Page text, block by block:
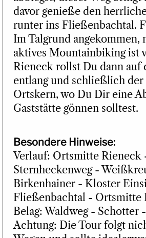
davor genieße den
runter ins Fließenbachtal.
Im Talgrund angekommen,
aktives Mountainbiking ist
Rieneck rollst Du dann auf
entlang und schließlich
Ortskern, wo Du Dir eine
Gaststätte gönnen solltest.
Besondere Hinweise:
Verlauf: Ortsmitte
Sternheckenweg -
Birkenhainer - Kloster
Fließenbachtal - Ortsmitte
Belag: Waldweg - Schotter
Achtung: Die Tour folgt